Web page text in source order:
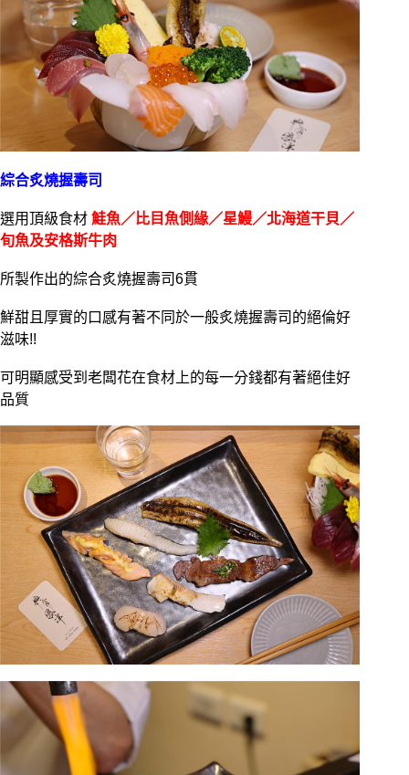
綜合炙燒握壽司
選用頂級食材 鮭魚／比目魚側緣／星鰻／北海道干貝／
旬魚及安格斯牛肉
所製作出的綜合炙燒握壽司6貫
鮮甜且厚實的口感有著不同於一般炙燒握壽司的絕倫好
滋味!!
可明顯感受到老闆花在食材上的每一分錢都有著絕佳好
品質